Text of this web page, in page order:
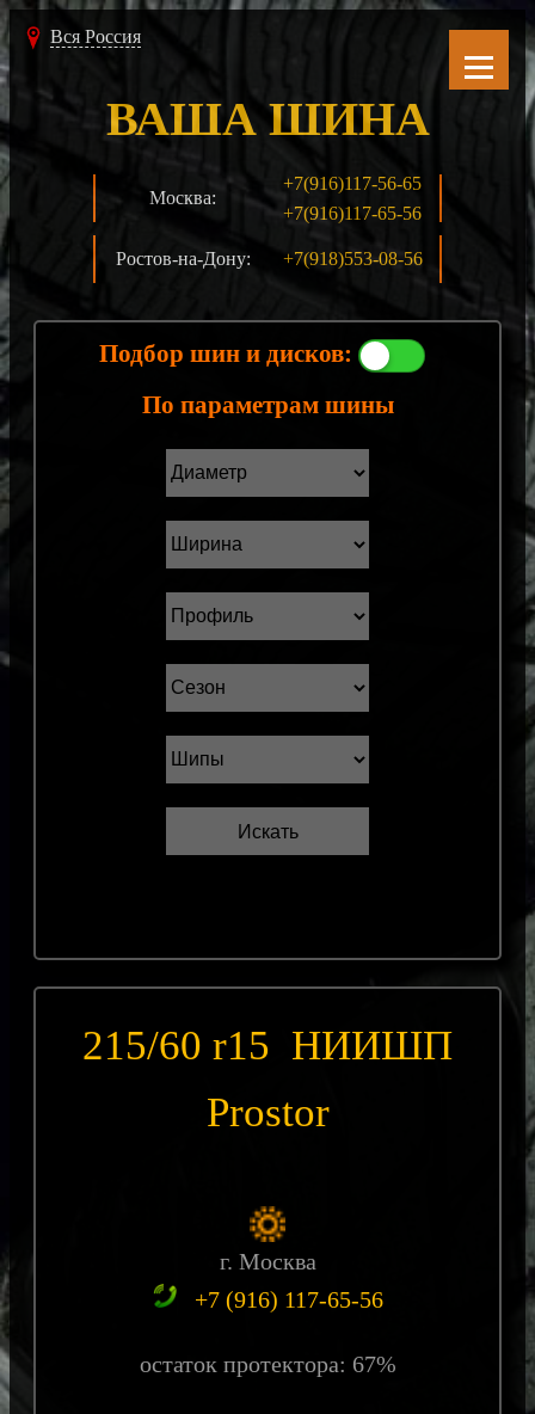
Вся Россия
Москва:
+7(916)117-56-65
+7(916)117-65-56
Ростов-на-Дону: +7(918)553-08-56
ВАША ШИНА
Подбор шин и дисков:
По параметрам шины
215/60 r15 НИИШП
Prostor
г. Москва
+7 (916) 117-65-56
остаток протектора: 67%